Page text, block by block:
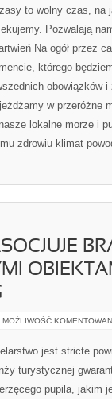
to wolny czas, na
Pozwalają
Na ogół przez
którego
obowiązków i
w przeróżne
lokalne morze i
zdrowiu klimat
MOŻLIWOŚĆ
jest stricte
turystycznej
pupila, jakim